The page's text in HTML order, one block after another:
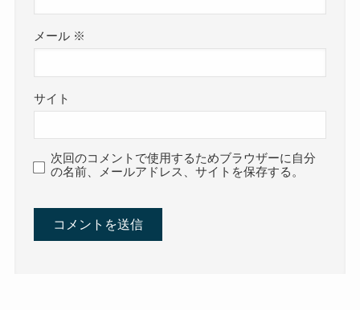
メール ※
サイト
次回のコメントで使用するためブラウザーに自分
の名前、メールアドレス、サイトを保存する。